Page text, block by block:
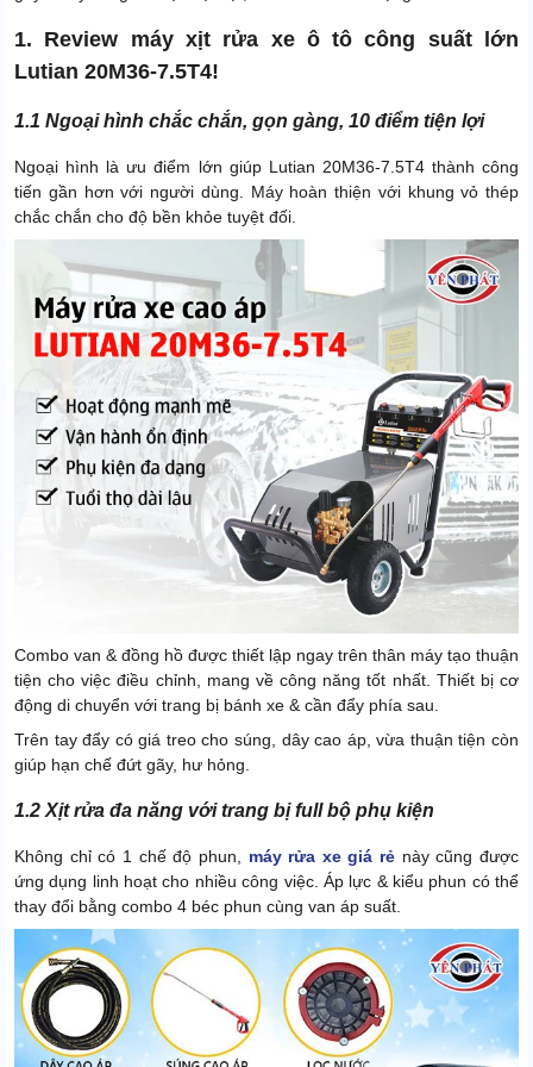
1. Review máy xịt rửa xe ô tô công suất lớn
Lutian 20M36-7.5T4!
1.1 Ngoại hình chắc chắn, gọn gàng, 10 điểm tiện lợi
Ngoại hình là ưu điểm lớn giúp Lutian 20M36-7.5T4 thành công
tiến gần hơn với người dùng. Máy hoàn thiện với khung vỏ thép
chắc chắn cho độ bền khỏe tuyệt đối.
Combo van & đồng hồ được thiết lập ngay trên thân máy tạo thuận
tiện cho việc điều chỉnh, mang về công năng tốt nhất. Thiết bị cơ
động di chuyển với trang bị bánh xe & cần đẩy phía sau.
Trên tay đẩy có giá treo cho súng, dây cao áp, vừa thuận tiện còn
giúp hạn chế đứt gãy, hư hỏng.
1.2 Xịt rửa đa năng với trang bị full bộ phụ kiện
Không chỉ có 1 chế độ phun, máy rửa xe giá rẻ này cũng được
ứng dụng linh hoạt cho nhiều công việc. Áp lực & kiểu phun có thể
thay đổi bằng combo 4 béc phun cùng van áp suất.